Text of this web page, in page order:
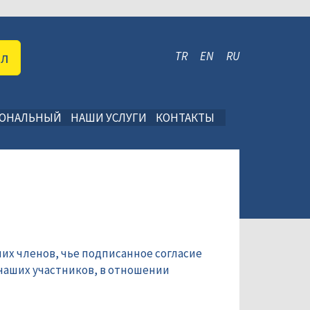
TR EN RU
НАШИ УСЛУГИ КОНТАКТЫ
членов, чье подписанное согласие
участников, в отношении